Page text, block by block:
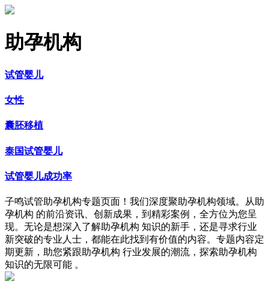
助孕机构
试管婴儿
女性
囊胚移植
泰国试管婴儿
试管婴儿成功率
子鸣试管助孕机构专题页面！我们深度聚助孕机构领域。从助
孕机构 的前沿资讯、创新成果，到精彩案例，全方位为您呈
现。无论是想深入了解助孕机构 知识的新手，还是寻求行业
新突破的专业人士，都能在此找到有价值的内容。专题内容定
期更新，助您紧跟助孕机构 行业发展的潮流，探索助孕机构
知识的无限可能 。